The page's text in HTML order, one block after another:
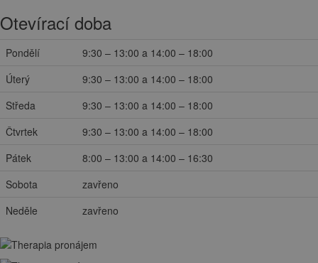
Otevírací doba
Pondělí
9:30 – 13:00 a 14:00 – 18:00
Úterý
9:30 – 13:00 a 14:00 – 18:00
Středa
9:30 – 13:00 a 14:00 – 18:00
Čtvrtek
9:30 – 13:00 a 14:00 – 18:00
Pátek
8:00 – 13:00 a 14:00 – 16:30
Sobota
zavřeno
Neděle
zavřeno